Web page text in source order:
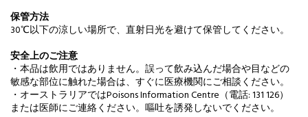
保管方法
30℃以下の涼しい場所で、直射日光を避けて保管してください。
安全上のご注意
・本品は飲用ではありません。誤って飲み込んだ場合や目などの
敏感な部位に触れた場合は、すぐに医療機関にご相談ください。
・オーストラリアではPoisons Information Centre（電話: 131 126）
または医師にご連絡ください。嘔吐を誘発しないでください。